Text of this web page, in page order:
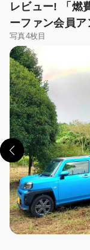
レビュー! 「燃
ーファン会員ア
写真4枚目